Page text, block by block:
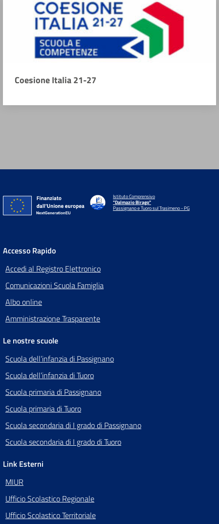
Coesione Italia 21-27
Istituto Comprensivo
"Dalmazio Birago"
Passignano e Tuoro sul Trasimeno - PG
Accesso Rapido
Accedi al Registro Elettronico
Comunicazioni Scuola Famiglia
Albo online
Amministrazione Trasparente
Le nostre scuole
Scuola dell’infanzia di Passignano
Scuola dell’infanzia di Tuoro
Scuola primaria di Passignano
Scuola primaria di Tuoro
Scuola secondaria di I grado di Passignano
Scuola secondaria di I grado di Tuoro
Link Esterni
MIUR
Ufficio Scolastico Regionale
Ufficio Scolastico Territoriale